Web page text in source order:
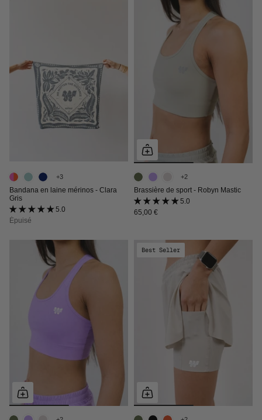
+3
Bandana en laine mérinos - Clara
Gris
5.0 (1 avis)
Épuisé
+2
Brassière de sport - Robyn Mastic
5.0 (2 avis)
65,00 €
Best Seller